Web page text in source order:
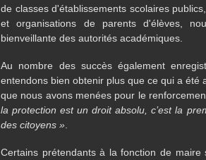
de classes d'établissements scolaires
et organisations de parents d'élèves,
bienveillante des autorités académiques.
Au nombre des succès également
entendons bien obtenir plus que ce qui a été
que nous avons menées pour le
la protection est un droit absolu, c’est la
des citoyens »
Certains prétendants à la fonction de